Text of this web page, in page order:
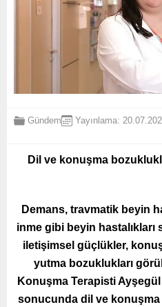
Gündem Yayınlama:
Dil ve konuşma
Demans, travmatik beyin
inme gibi beyin
iletişimsel güçlükler,
yutma bozuklukları
Konuşma Terapisti Ayşegül
sonucunda dil ve konuşma